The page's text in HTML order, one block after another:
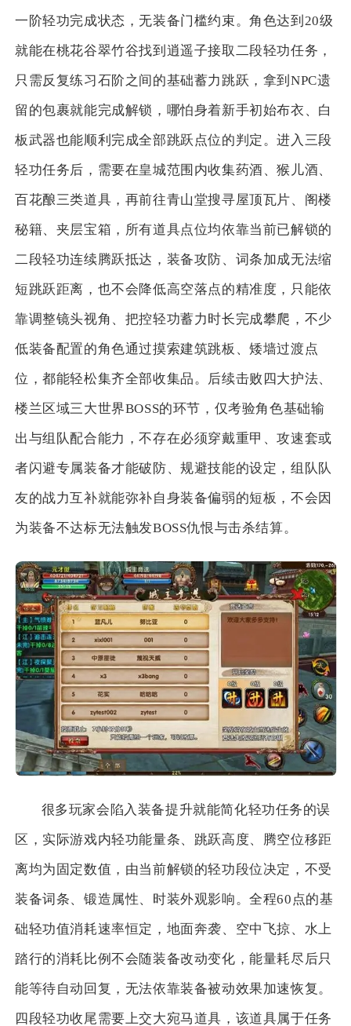
一阶轻功完成状态，无装备门槛约束。角色达到20级
就能在桃花谷翠竹谷找到逍遥子接取二段轻功任务，
只需反复练习石阶之间的基础蓄力跳跃，拿到NPC遗
留的包裹就能完成解锁，哪怕身着新手初始布衣、白
板武器也能顺利完成全部跳跃点位的判定。进入三段
轻功任务后，需要在皇城范围内收集药酒、猴儿酒、
百花酿三类道具，再前往青山堂搜寻屋顶瓦片、阁楼
秘籍、夹层宝箱，所有道具点位均依靠当前已解锁的
二段轻功连续腾跃抵达，装备攻防、词条加成无法缩
短跳跃距离，也不会降低高空落点的精准度，只能依
靠调整镜头视角、把控轻功蓄力时长完成攀爬，不少
低装备配置的角色通过摸索建筑跳板、矮墙过渡点
位，都能轻松集齐全部收集品。后续击败四大护法、
楼兰区域三大世界BOSS的环节，仅考验角色基础输
出与组队配合能力，不存在必须穿戴重甲、攻速套或
者闪避专属装备才能破防、规避技能的设定，组队队
友的战力互补就能弥补自身装备偏弱的短板，不会因
为装备不达标无法触发BOSS仇恨与击杀结算。
很多玩家会陷入装备提升就能简化轻功任务的误
区，实际游戏内轻功能量条、跳跃高度、腾空位移距
离均为固定数值，由当前解锁的轻功段位决定，不受
装备词条、锻造属性、时装外观影响。全程60点的基
础轻功值消耗速率恒定，地面奔袭、空中飞掠、水上
踏行的消耗比例不会随装备改动变化，能量耗尽后只
能等待自动回复，无法依靠装备被动效果加速恢复。
四段轻功收尾需要上交大宛马道具，该道具属于任务